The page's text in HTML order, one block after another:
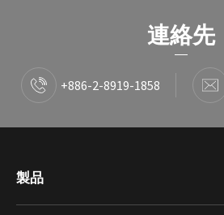
連絡先
+886-2-8919-1858
製品